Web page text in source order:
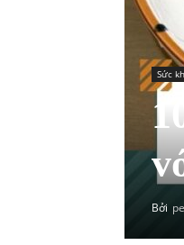
Sức
Bởi